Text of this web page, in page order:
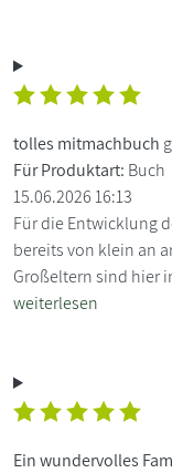
tolles mitmachbuch
Für Produktart: Buch
15.06.2026 16:13
Für die Entwicklung
bereits von klein an
Großeltern sind hier
weiterlesen
Ein wundervolles